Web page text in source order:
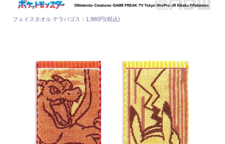
フェイスタオル テラパゴス：1,980円(税込)